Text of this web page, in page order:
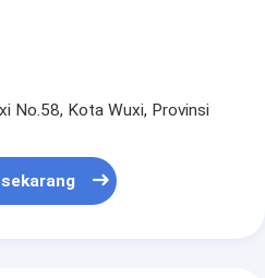
No.58, Kota Wuxi, Provinsi